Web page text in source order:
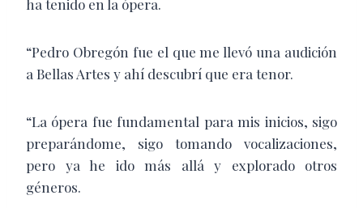
ha tenido en la ópera.
“Pedro Obregón fue el que me llevó una audición
a Bellas Artes y ahí descubrí que era tenor.
“La ópera fue fundamental para mis inicios, sigo
preparándome, sigo tomando vocalizaciones,
pero ya he ido más allá y explorado otros
géneros.